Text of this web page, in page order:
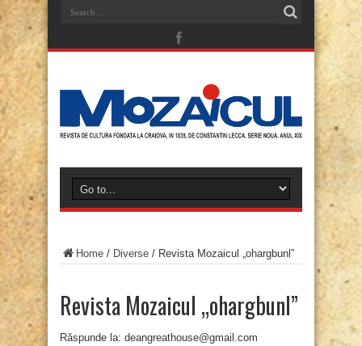
Home / Diverse / Revista Mozaicul „ohargbunl”
Revista Mozaicul „ohargbunl”
Răspunde la: deangreathouse@gmail.com